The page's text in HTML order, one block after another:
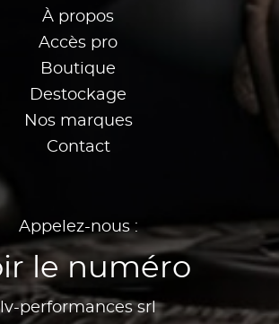
À propos
Accès pro
Boutique
Destockage
Nos marques
Contact
Appelez-nous :
le numéro
lv-performances srl